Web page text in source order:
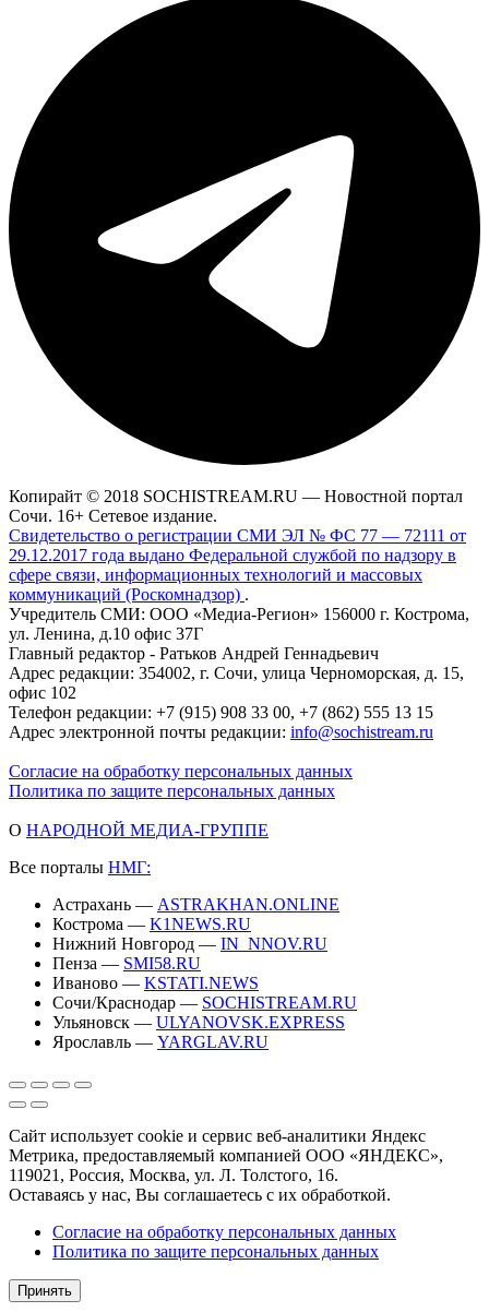
Копирайт © 2018 SOCHISTREAM.RU — Новостной портал
Сочи. 16+ Сетевое издание.
Свидетельство о регистрации СМИ ЭЛ № ФС 77 — 72111 от
29.12.2017 года выдано Федеральной службой по надзору в
сфере связи, информационных технологий и массовых
коммуникаций (Роскомнадзор) .
Учредитель СМИ: ООО «Медиа-Регион» 156000 г. Кострома,
ул. Ленина, д.10 офис 37Г
Главный редактор - Ратьков Андрей Геннадьевич
Адрес редакции: 354002, г. Сочи, улица Черноморская, д. 15,
офис 102
Телефон редакции: +7 (915) 908 33 00, +7 (862) 555 13 15
Адрес электронной почты редакции: info@sochistream.ru
Согласие на обработку персональных данных
Политика по защите персональных данных
О НАРОДНОЙ МЕДИА-ГРУППЕ
Все порталы НМГ:
Астрахань — ASTRAKHAN.ONLINE
Кострома — K1NEWS.RU
Нижний Новгород — IN_NNOV.RU
Пенза — SMI58.RU
Иваново — KSTATI.NEWS
Сочи/Краснодар — SOCHISTREAM.RU
Ульяновск — ULYANOVSK.EXPRESS
Ярославль — YARGLAV.RU
Сайт использует cookie и сервис веб-аналитики Яндекс
Метрика, предоставляемый компанией ООО «ЯНДЕКС»,
119021, Россия, Москва, ул. Л. Толстого, 16.
Оставаясь у нас, Вы соглашаетесь с их обработкой.
Согласие на обработку персональных данных
Политика по защите персональных данных
Принять